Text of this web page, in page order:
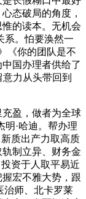
态破局的角度，
的读本。无机会
系。怕要涣然一
《你的团队是不
国办理者供给了
力从头带回到
盈，做者为全球
明·哈迪。帮办理
质出产力取高质
制立异、财务金
资于人取平易近
宏不雅大势，跟
治师、北卡罗莱